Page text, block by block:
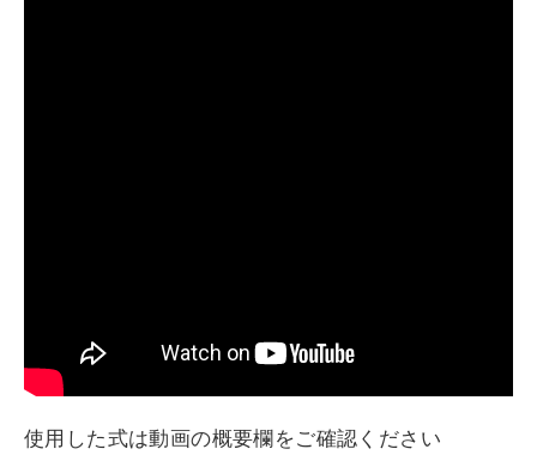
使用した式は動画の概要欄をご確認ください